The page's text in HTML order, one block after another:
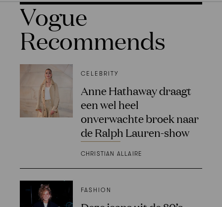
Vogue
Recommends
CELEBRITY
Anne Hathaway draagt
een wel heel
onverwachte broek naar
de Ralph Lauren-show
CHRISTIAN ALLAIRE
FASHION